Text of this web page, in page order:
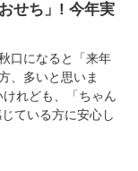
せち」! 今年実
口になると「来年
、多いと思いま
れども、「ちゃん
ている方に安心し